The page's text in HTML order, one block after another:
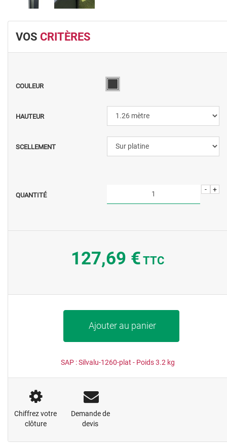
VOS CRITÈRES
COULEUR
HAUTEUR
SCELLEMENT
QUANTITÉ
+
-
127,69 € TTC
Ajouter au panier
SAP :Silvalu-1260-plat - Poids3.2 kg
Chiffrez votre
clôture
Demande de
devis